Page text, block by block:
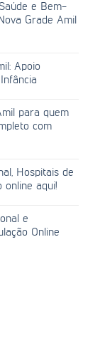
e Bem-
Grade Amil
Apoio
para quem
com
Hospitais de
online aqui!
e
Online